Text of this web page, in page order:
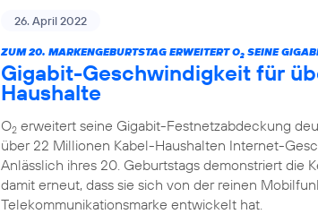
26. April 2022
ZUM 20. MARKENGEBURTSTAG ERWEITERT O2 SEINE
Gigabit-Geschwindigkeit für
Haushalte
O2 erweitert seine Gigabit-Festnetzabdeckung
über 22 Millionen Kabel-Haushalten Internet-
Anlässlich ihres 20. Geburtstags demonstriert die
damit erneut, dass sie sich von der reinen
Telekommunikationsmarke entwickelt hat.